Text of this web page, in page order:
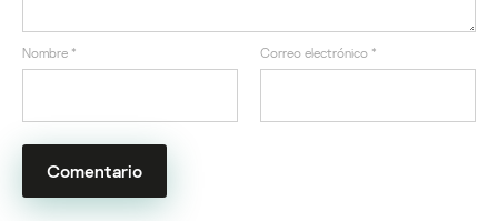
Nombre * Correo electrónico *